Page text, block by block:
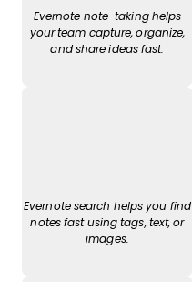
Evernote note-taking helps
your team capture, organize,
and share ideas fast.
Evernote search helps you find
notes fast using tags, text, or
images.